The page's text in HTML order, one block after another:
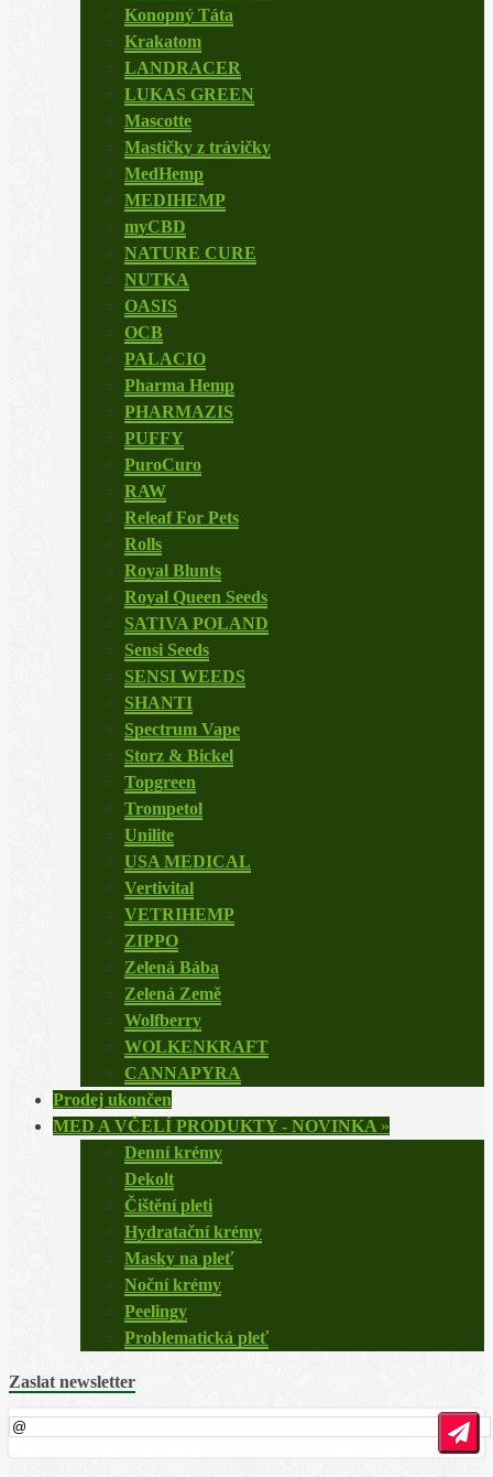
Konopný Táta
Krakatom
LANDRACER
LUKAS GREEN
Mascotte
Mastičky z trávičky
MedHemp
MEDIHEMP
myCBD
NATURE CURE
NUTKA
OASIS
OCB
PALACIO
Pharma Hemp
PHARMAZIS
PUFFY
PuroCuro
RAW
Releaf For Pets
Rolls
Royal Blunts
Royal Queen Seeds
SATIVA POLAND
Sensi Seeds
SENSI WEEDS
SHANTI
Spectrum Vape
Storz & Bickel
Topgreen
Trompetol
Unilite
USA MEDICAL
Vertivital
VETRIHEMP
ZIPPO
Zelená Bába
Zelená Země
Wolfberry
WOLKENKRAFT
CANNAPYRA
Prodej ukončen
MED A VČELÍ PRODUKTY - NOVINKA »
Denní krémy
Dekolt
Čištění pleti
Hydratační krémy
Masky na pleť
Noční krémy
Peelingy
Problematická pleť
Zaslat newsletter